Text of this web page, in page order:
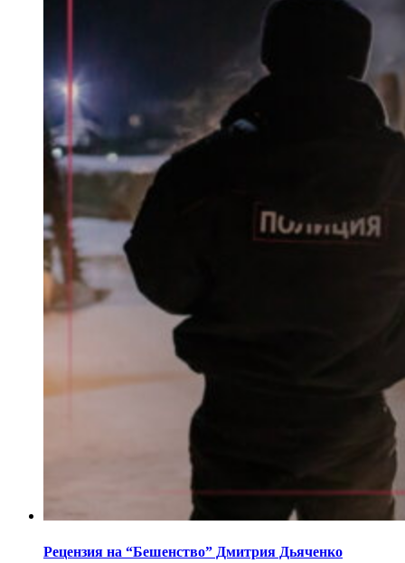
Рецензия на “Бешенство” Дмитрия Дьяченко